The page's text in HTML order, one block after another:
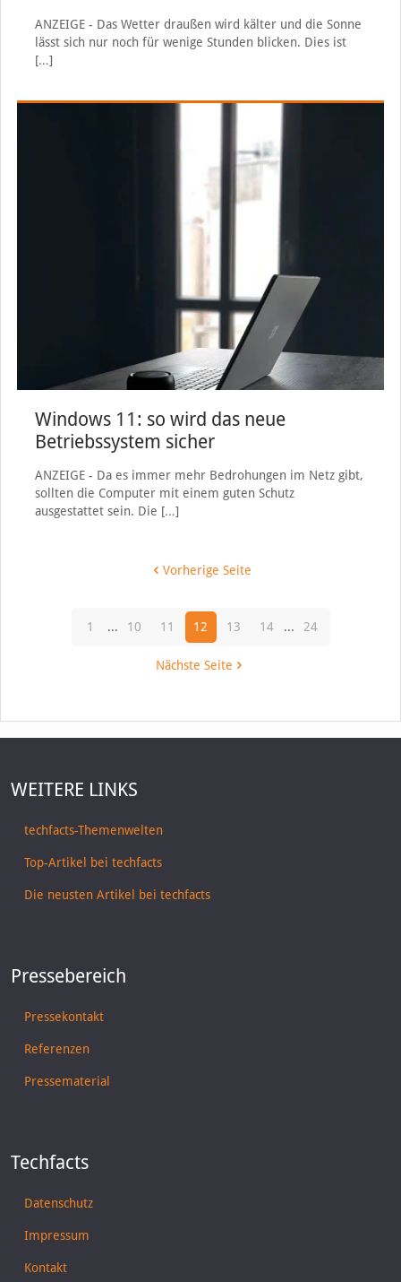
ANZEIGE - Das Wetter draußen wird kälter und die Sonne
lässt sich nur noch für wenige Stunden blicken. Dies ist
[…]
Windows 11: so wird das neue
Betriebssystem sicher
ANZEIGE - Da es immer mehr Bedrohungen im Netz gibt,
sollten die Computer mit einem guten Schutz
ausgestattet sein. Die […]
Vorherige Seite
1 ... 10 11 12 13 14 ... 24
Nächste Seite
WEITERE LINKS
techfacts-Themenwelten
Top-Artikel bei techfacts
Die neusten Artikel bei techfacts
Pressebereich
Pressekontakt
Referenzen
Pressematerial
Techfacts
Datenschutz
Impressum
Kontakt